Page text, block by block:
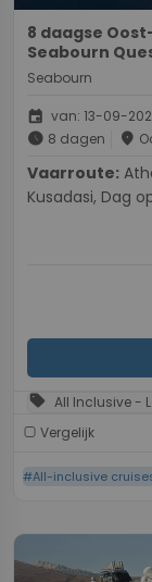
8 daagse
Seabourn
Seabourn
event van: 13-09-
schedule 8 dagen place
Vaarroute:
Kusadasi, Dag
sell All Inclusive -
Vergelijk
#All-inclusive